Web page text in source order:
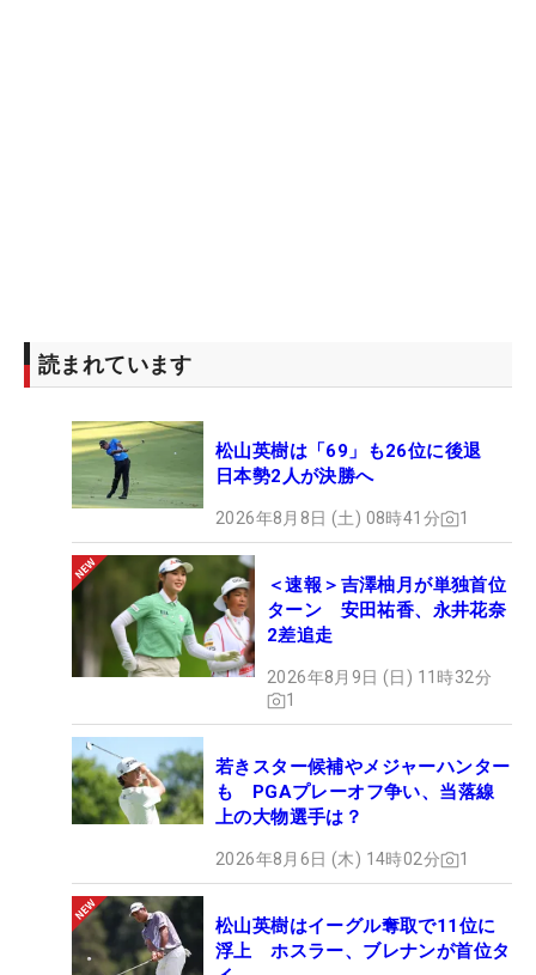
読まれています
松山英樹は「69」も26位に後退
日本勢2人が決勝へ
2026年8月8日 (土) 08時41分 1
＜速報＞吉澤柚月が単独首位
ターン 安田祐香、永井花奈
2差追走
2026年8月9日 (日) 11時32分
1
若きスター候補やメジャーハンター
も PGAプレーオフ争い、当落線
上の大物選手は？
2026年8月6日 (木) 14時02分 1
松山英樹はイーグル奪取で11位に
浮上 ホスラー、ブレナンが首位タ